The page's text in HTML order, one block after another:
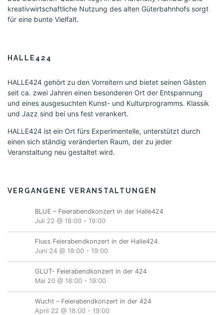
kreativwirtschaftliche Nutzung des alten Güterbahnhofs sorgt
für eine bunte Vielfalt.
HALLE424
HALLE424 gehört zu den Vorreitern und bietet seinen Gästen
seit ca. zwei Jahren einen besonderen Ort der Entspannung
und eines ausgesuchten Kunst- und Kulturprogramms. Klassik
und Jazz sind bei uns fest verankert.
HALLE424 ist ein Ort fürs Experimentelle, unterstützt durch
einen sich ständig veränderten Raum, der zu jeder
Veranstaltung neu gestaltet wird.
VERGANGENE VERANSTALTUNGEN
BLUE – Feierabendkonzert in der Halle424
Juli 22 @ 18:00 - 19:00
Fluss Feierabendkonzert in der Halle424
Juni 24 @ 18:00 - 19:00
GLUT- Feierabendkonzert in der 424
Mai 20 @ 18:00 - 19:00
Wucht – Feierabendkonzert in der 424
April 22 @ 18:00 - 19:00